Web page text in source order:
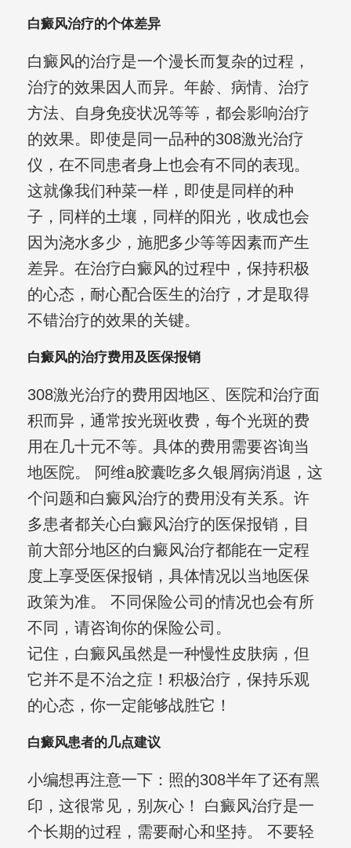
白癜风治疗的个体差异
白癜风的治疗是一个漫长而复杂的过程，
治疗的效果因人而异。年龄、病情、治疗
方法、自身免疫状况等等，都会影响治疗
的效果。即使是同一品种的308激光治疗
仪，在不同患者身上也会有不同的表现。
这就像我们种菜一样，即使是同样的种
子，同样的土壤，同样的阳光，收成也会
因为浇水多少，施肥多少等等因素而产生
差异。在治疗白癜风的过程中，保持积极
的心态，耐心配合医生的治疗，才是取得
不错治疗的效果的关键。
白癜风的治疗费用及医保报销
308激光治疗的费用因地区、医院和治疗面
积而异，通常按光斑收费，每个光斑的费
用在几十元不等。具体的费用需要咨询当
地医院。 阿维a胶囊吃多久银屑病消退，这
个问题和白癜风治疗的费用没有关系。许
多患者都关心白癜风治疗的医保报销，目
前大部分地区的白癜风治疗都能在一定程
度上享受医保报销，具体情况以当地医保
政策为准。 不同保险公司的情况也会有所
不同，请咨询你的保险公司。
记住，白癜风虽然是一种慢性皮肤病，但
它并不是不治之症！积极治疗，保持乐观
的心态，你一定能够战胜它！
白癜风患者的几点建议
小编想再注意一下：照的308半年了还有黑
印，这很常见，别灰心！ 白癜风治疗是一
个长期的过程，需要耐心和坚持。 不要轻